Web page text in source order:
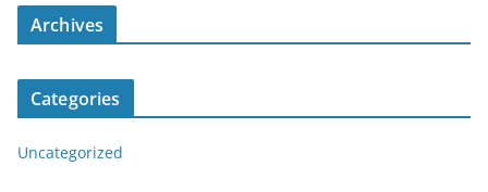
Archives
Categories
Uncategorized